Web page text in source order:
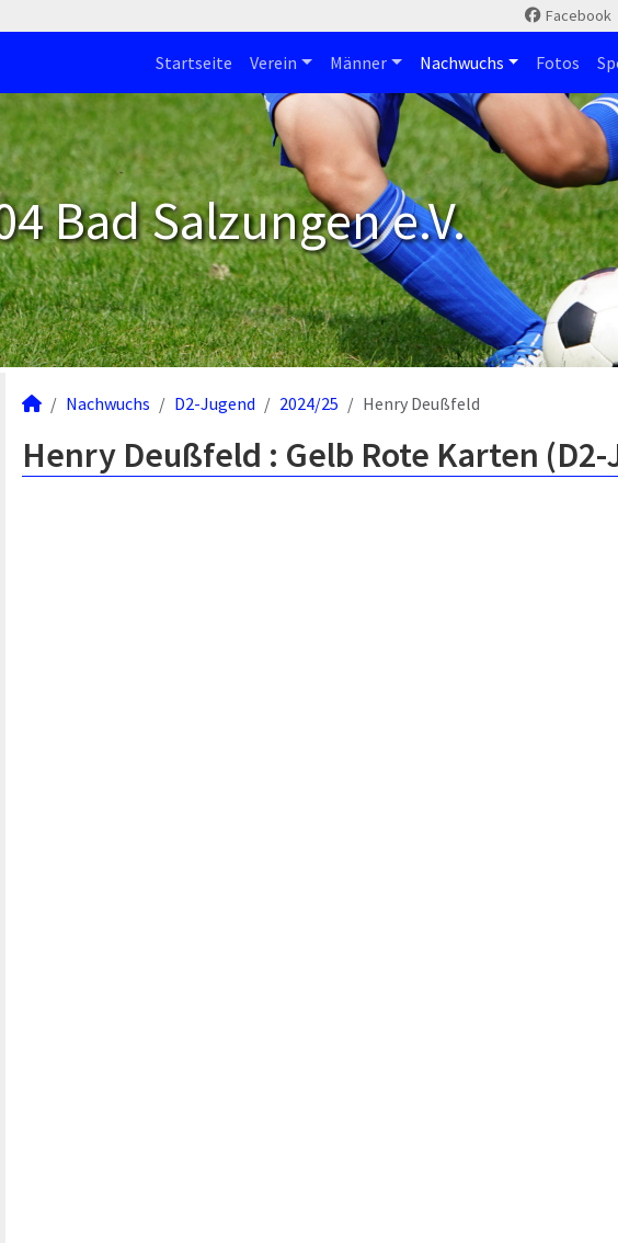
Facebook
Startseite Verein Männer Nachwuchs Fotos
Bad Salzungen e.V.
Nachwuchs D2-Jugend 2024/25 Henry Deußfeld
Henry Deußfeld : Gelb Rote Karten